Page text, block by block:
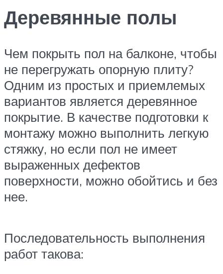
Деревянные полы
Чем покрыть пол на балконе, чтобы
не перегружать опорную плиту?
Одним из простых и приемлемых
вариантов является деревянное
покрытие. В качестве подготовки к
монтажу можно выполнить легкую
стяжку, но если пол не имеет
выраженных дефектов
поверхности, можно обойтись и без
нее.
Последовательность выполнения
работ такова: